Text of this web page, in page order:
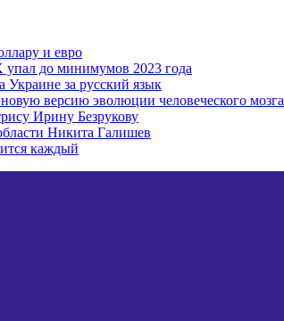
и евро
до минимумов 2023 года
за русский язык
версию эволюции человеческого мозга
Ирину Безрукову
Никита Галишев
каждый